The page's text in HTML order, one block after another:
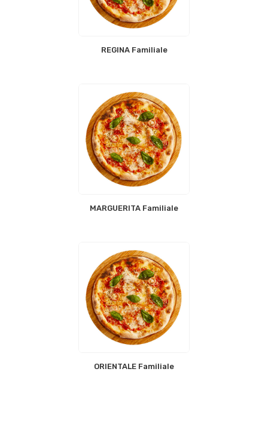
REGINA Familiale
MARGUERITA Familiale
ORIENTALE Familiale